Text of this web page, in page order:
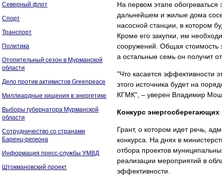
Северный флот
Спорт
Транспорт
Политика
Отопительный сезон в Мурманской
области
Дело против активистов Greenpeace
Миллиардные хищения в энергетике
Выборы губернатора Мурманской
области
Сотрудничество со странами
Баренц-региона
Информация пресс-службы УМВД
Штокмановский проект
На первом этапе
дальнейшем и жилые дома
насосной станции, в котором
Кроме его закупки, им
сооружений. Общая стоимость
а остальные семь он получит
"Что касается эффективности
этого источника будет на
КГМК", – уверен Владимир
Конкурс
Грант, о котором идет речь,
конкурса. На днях в
отбора проектов
реализации мероприятий в
эффективности.